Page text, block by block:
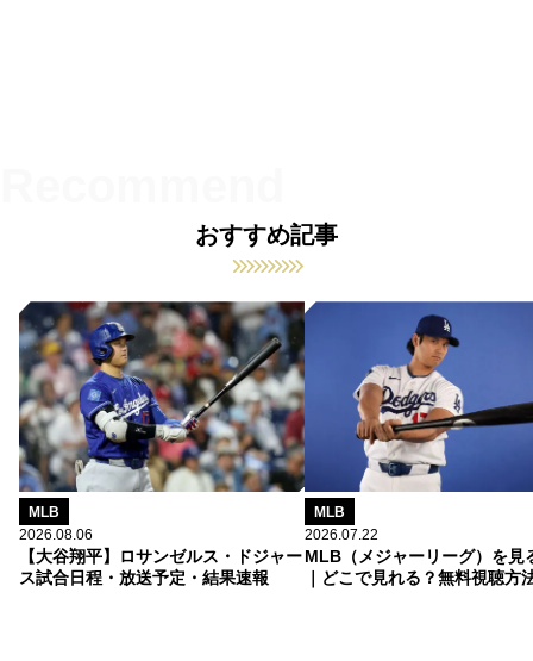
おすすめ記事
MLB
2026.08.06
【大谷翔平】ロサンゼルス・ドジャー
ス試合日程・放送予定・結果速報
MLB
2026.07.22
MLB（メジャーリーグ）を見
｜どこで見れる？無料視聴方